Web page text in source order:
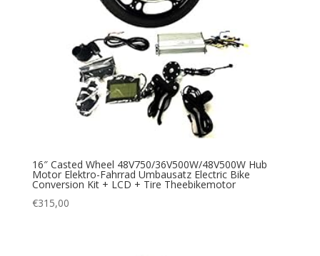
16″ Casted Wheel 48V750/36V500W/48V500W Hub
Motor Elektro-Fahrrad Umbausatz Electric Bike
Conversion Kit + LCD + Tire Theebikemotor
€315,00